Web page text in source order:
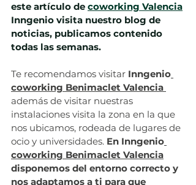
este artículo de coworking Valencia
Inngenio visita nuestro blog de
noticias, publicamos contenido
todas las semanas.
Te recomendamos visitar Inngenio
coworking Benimaclet Valencia
además de visitar nuestras
instalaciones visita la zona en la que
nos ubicamos, rodeada de lugares de
ocio y universidades. En Inngenio
coworking Benimaclet Valencia
disponemos del entorno correcto y
nos adaptamos a ti para que